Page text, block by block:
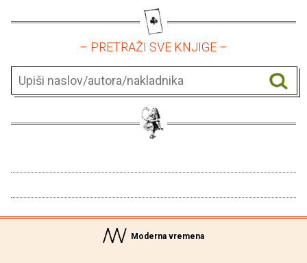
– PRETRAŽI SVE KNJIGE –
Moderna vremena